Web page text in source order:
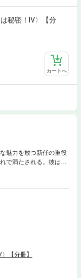
秘密！Ⅳ〉【分
カートへ
魅力を放つ新任の重役
で満たされる。彼は半
。逃げるように身を隠
を授かるために彼を利
【分冊】